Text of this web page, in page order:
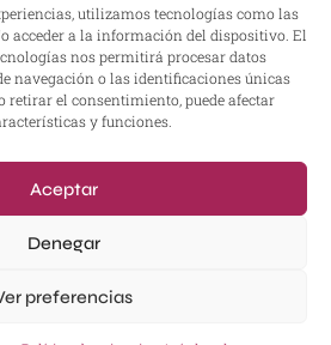
utilizamos tecnologías como las
acceder a la información del dispositivo. El
nos permitirá procesar datos
navegación o las identificaciones únicas
retirar el consentimiento, puede afectar
y funciones.
Aceptar
Denegar
preferencias
Declaració
d'accessibilitat
Mapa web
© Deskans
2023